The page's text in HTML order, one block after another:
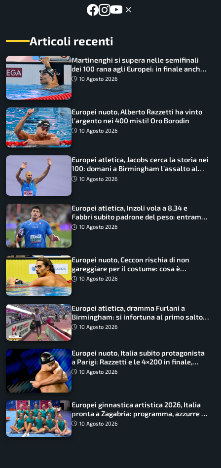
Articoli recenti
Martinenghi si supera nelle semifinali
dei 100 rana agli Europei: in finale anche
Cerasuolo
10 Agosto 2026
Europei nuoto, Alberto Razzetti ha vinto
l’argento nei 400 misti! Oro Borodin
10 Agosto 2026
Europei atletica, Jacobs cerca la storia nei
100: domani a Birmingham l’assalto al
terzo oro consecutivo
10 Agosto 2026
Europei atletica, Inzoli vola a 8,34 e
Fabbri subito padrone del peso: entrambi
in finale col miglior risultato
10 Agosto 2026
Europei nuoto, Ceccon rischia di non
gareggiare per il costume: cosa è
successo
10 Agosto 2026
Europei atletica, dramma Furlani a
Birmingham: si infortuna al primo salto
ed esce in carrozzina
10 Agosto 2026
Europei nuoto, Italia subito protagonista
a Parigi: Razzetti e le 4×200 in finale,
Quadarella domina gli 800
10 Agosto 2026
Europei ginnastica artistica 2026, Italia
pronta a Zagabria: programma, azzurre e
diretta tv
10 Agosto 2026